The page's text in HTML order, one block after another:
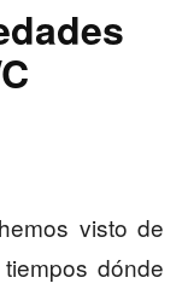
visto de
dónde